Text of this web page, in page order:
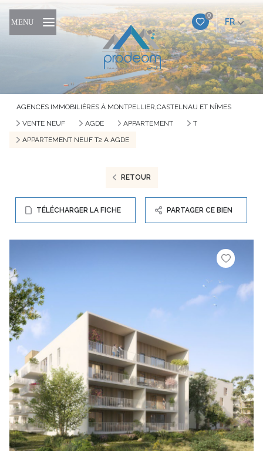
0
FR
MENU
AGENCES IMMOBILIÈRES À MONTPELLIER,CASTELNAU ET NÎMES
VENTE NEUF
AGDE APPARTEMENT
T
APPARTEMENT NEUF T2 A AGDE
RETOUR
TÉLÉCHARGER LA FICHE PARTAGER CE BIEN